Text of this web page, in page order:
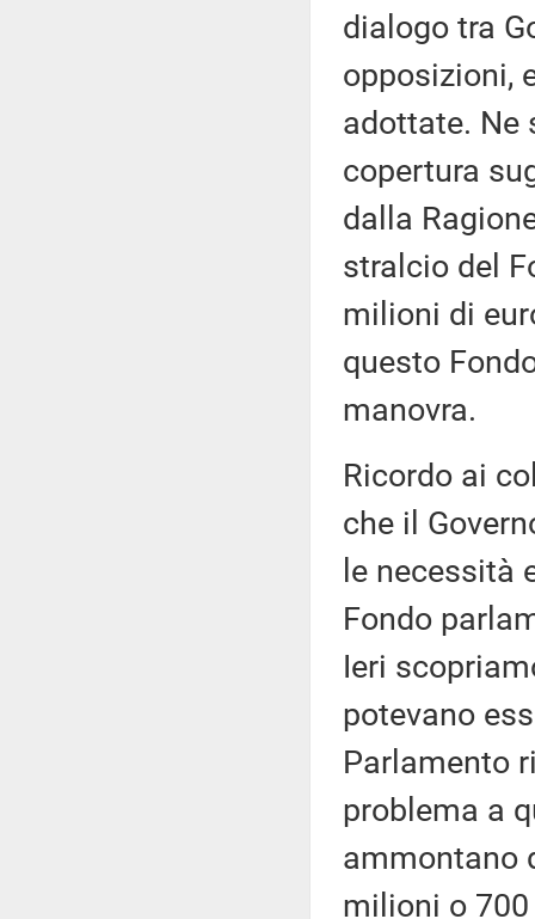
dialogo tra
opposizioni,
adottate. Ne
copertura
dalla
stralcio del
milioni di
questo
manovra.
Ricordo ai
che il
le necessità
Fondo
Ieri
potevano
Parlamento
problema a
ammontano
milioni o